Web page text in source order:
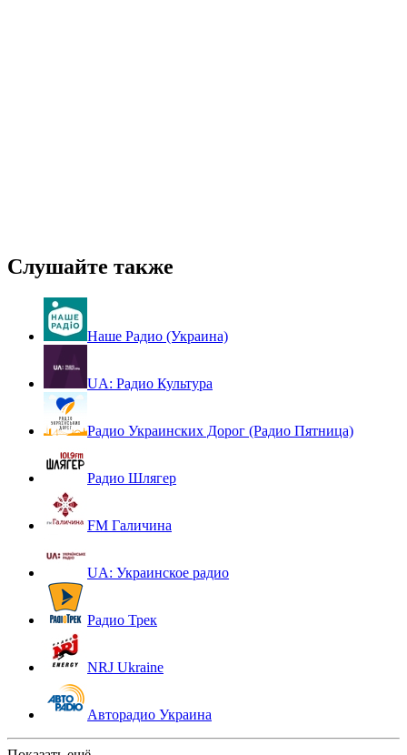
Слушайте также
Наше Радио (Украина)
UA: Радио Культура
Радио Украинских Дорог (Радио Пятница)
Радио Шлягер
FM Галичина
UA: Украинское радио
Радио Трек
NRJ Ukraine
Авторадио Украина